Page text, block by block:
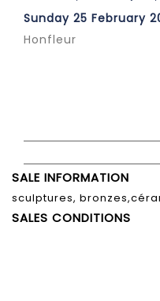
Sunday 25 February
Honfleur
SALE INFORMATION
sculptures,
SALES CONDITIONS